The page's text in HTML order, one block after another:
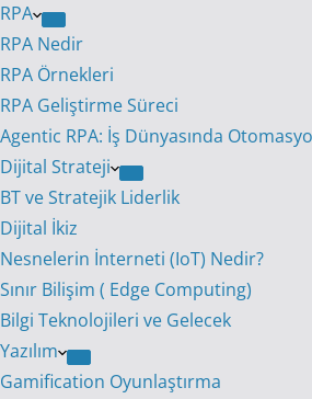
RPA
RPA Nedir
RPA Örnekleri
RPA Geliştirme Süreci
Agentic RPA: İş Dünyasında
Dijital Strateji
BT ve Stratejik Liderlik
Dijital İkiz
Nesnelerin İnterneti (IoT) Nedir?
Sınır Bilişim ( Edge Computing)
Bilgi Teknolojileri ve Gelecek
Yazılım
Gamification Oyunlaştırma